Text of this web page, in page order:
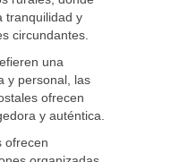
tranquilidad y
circundantes.
una
y personal, las
ofrecen
y auténtica.
ofrecen